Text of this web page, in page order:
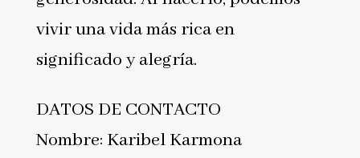
vivir una vida más rica en
significado y alegría.
DATOS DE CONTACTO
Nombre: Karibel Karmona